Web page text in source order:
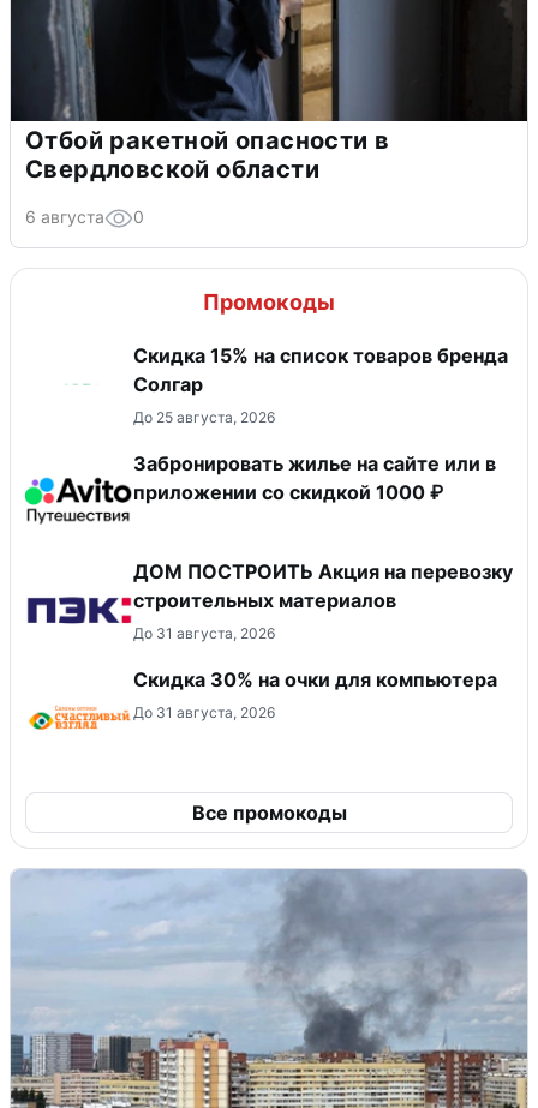
Отбой ракетной опасности в
Свердловской области
6 августа 0
Промокоды
Скидка 15% на список товаров бренда
Солгар
До 25 августа, 2026
Забронировать жилье на сайте или в
приложении со скидкой 1000 ₽
ДОМ ПОСТРОИТЬ Акция на перевозку
строительных материалов
До 31 августа, 2026
Скидка 30% на очки для компьютера
До 31 августа, 2026
Все промокоды